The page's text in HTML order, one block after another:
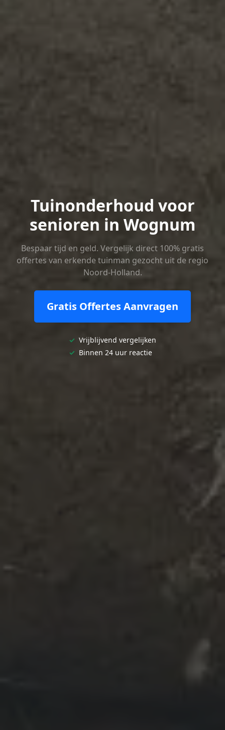
Tuinonderhoud voor
senioren in Wognum
Bespaar tijd en geld. Vergelijk direct 100% gratis
offertes van erkende tuinman gezocht uit de regio
Noord-Holland.
Gratis Offertes Aanvragen
✓ Vrijblijvend vergelijken
✓ Binnen 24 uur reactie